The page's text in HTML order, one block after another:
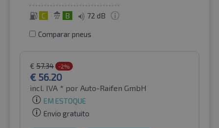
C B 72 dB
Comparar pneus
€ 57.34 -2%
€ 56.20
incl. IVA * por Auto-Raifen GmbH
EM ESTOQUE
Envio gratuito